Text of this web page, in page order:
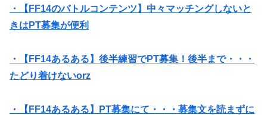
・【FF14のバトルコンテンツ】中々マッチングしないと
きはPT募集が便利
・【FF14あるある】後半練習でPT募集！後半まで・・・
たどり着けないorz
・【FF14あるある】PT募集にて・・・募集文を読まずに